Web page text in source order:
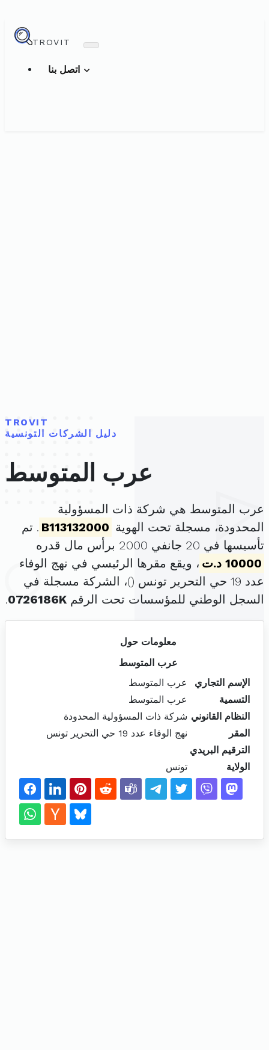
TROVIT
TROVIT
دليل الشركات التونسية
عرب المتوسط
عرب المتوسط هي شركة ذات المسؤولية
المحدودة، مسجلة تحت الهوية B113132000 . تم
تأسيسها في 20 جانفي 2000 برأس مال قدره
10000 د.ت
، ويقع مقرها الرئيسي في نهج الوفاء
عدد 19 حي التحرير تونس (
)، الشركة مسجلة في
السجل الوطني للمؤسسات تحت الرقم 0726186K
.
معلومات حول
عرب المتوسط
الإسم التجاري
عرب المتوسط
التسمية
عرب المتوسط
النظام القانوني شركة ذات المسؤولية المحدودة
المقر
نهج الوفاء عدد 19 حي التحرير تونس
الترقيم البريدي
الولاية
تونس